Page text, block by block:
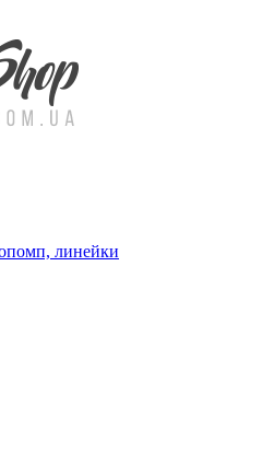
линейки